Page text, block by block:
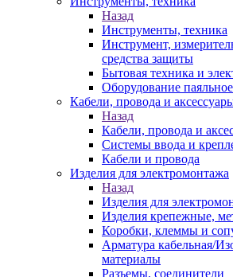
Назад
Инструменты, техника
Инструмент,
средства защиты
Бытовая техника и
Оборудование
Кабели, провода и
Назад
Кабели, провода и
Системы ввода и
Кабели и провода
Изделия для электромонтажа
Назад
Изделия для
Изделия крепежные,
Коробки, клеммы и
Арматура кабельная/
материалы
Разъемы, соединители